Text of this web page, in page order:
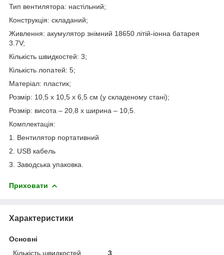
Тип вентилятора: настільний;
Конструкція: складаний;
Живлення: акумулятор знімний 18650 літій-іонна батарея
3.7V;
Кількість швидкостей: 3;
Кількість лопатей: 5;
Матеріал: пластик;
Розмір: 10,5 x 10,5 x 6,5 см (у складеному стані);
Розмір: висота – 20,8 x ширина – 10,5.
Комплектація:
1. Вентилятор портативний
2. USB кабель
3. Заводська упаковка.
Приховати
Характеристики
Основні
Кількість швидкостей
3